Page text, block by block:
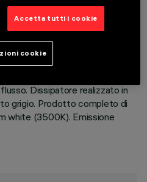
all'utilizzo di sorgente
con falda per installazione
Dissipatore realizzato in
grigio. Prodotto completo di
white (3500K). Emissione
Accetta tutti i cookie
cookie